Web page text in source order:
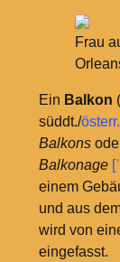
Frau
Ein Balkon (
süddt./österr.
Balkons
Balkonage
einem
und aus
wird von
eingefasst.